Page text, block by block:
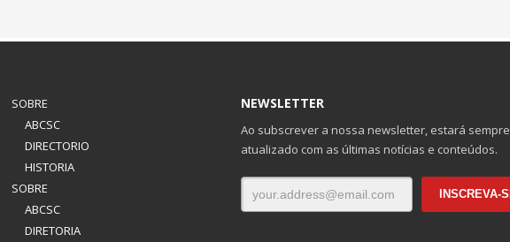
SOBRE
ABCSC
DIRECTORIO
HISTORIA
SOBRE
ABCSC
DIRETORIA
NEWSLETTER
Ao subscrever a nossa newsletter, estará sempre
atualizado com as últimas notícias e conteúdos.